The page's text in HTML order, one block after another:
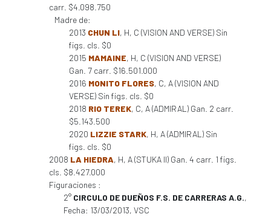
carr. $4.098.750
Madre de:
2013 CHUN LI, H, C (VISION AND VERSE) Sin
figs. cls. $0
2015 MAMAINE, H, C (VISION AND VERSE)
Gan. 7 carr. $16.501.000
2016 MONITO FLORES, C, A (VISION AND
VERSE) Sin figs. cls. $0
2018 RIO TEREK, C, A (ADMIRAL) Gan. 2 carr.
$5.143.500
2020 LIZZIE STARK, H, A (ADMIRAL) Sin
figs. cls. $0
2008 LA HIEDRA, H, A (STUKA II) Gan. 4 carr. 1 figs.
cls. $8.427.000
Figuraciones :
2° CIRCULO DE DUEÑOS F.S. DE CARRERAS A.G.,
Fecha: 13/03/2013, VSC